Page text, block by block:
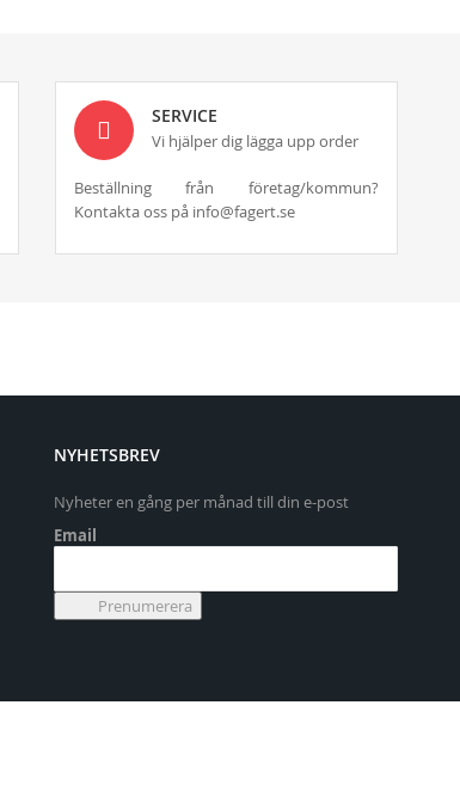
SERVICE
Vi hjälper dig lägga upp order
Beställning från företag/kommun?
Kontakta oss på info@fagert.se
NYHETSBREV
Nyheter en gång per månad till din e-post
Email